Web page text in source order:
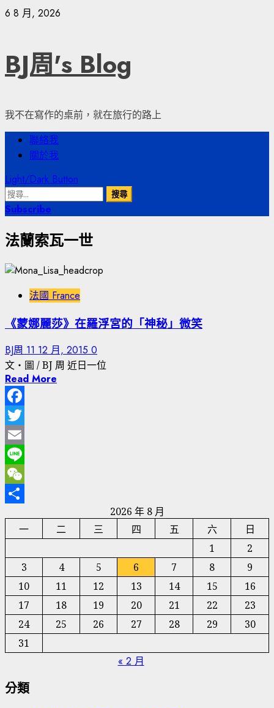
Skip
6 8 月, 2026
BJ周's Blog
我不在寫作的桌前，就在旅行的路上
Primary
Menu
聯絡我
關於我
Light/Dark Button
搜
尋
鍵
Subscribe
法蘭索瓦一世
法國 France
《蒙娜麗莎》在羅浮宮的「神秘」微笑
BJ周 11 12 月, 2015 0
文‧圖 / BJ 周 近日一位
Read More
Facebook
Twitter
Email
Line
WeChat
2026 年 8 月
一
二 三 四 五 六
日
1
2
3
4 5 6 7 8
9
10
11 12 13 14 15
16
17
18 19 20 21 22
23
24
25 26 27 28 29
30
31
« 2 月
分類